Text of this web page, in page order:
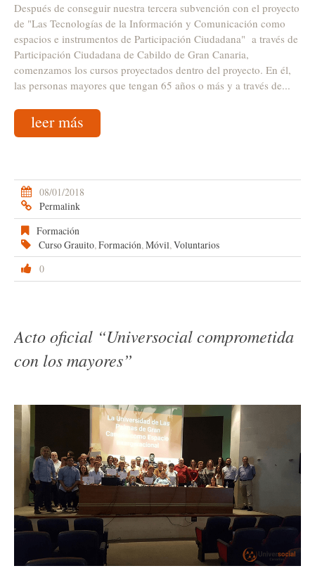
Después de conseguir nuestra tercera subvención con el proyecto
de "Las Tecnologías de la Información y Comunicación como
espacios e instrumentos de Participación Ciudadana" a través de
Participación Ciudadana de Cabildo de Gran Canaria,
comenzamos los cursos proyectados dentro del proyecto. En él,
las personas mayores que tengan 65 años o más y a través de...
leer más
08/01/2018
Permalink
Formación
Curso Grauito, Formación, Móvil, Voluntarios
0
Acto oficial “Universocial comprometida
con los mayores”